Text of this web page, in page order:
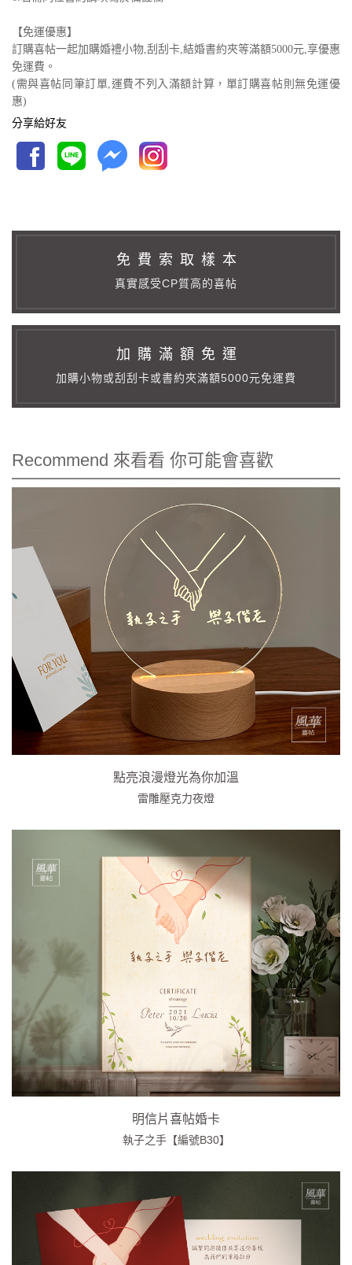
【免運優惠】
訂購喜帖一起加購婚禮小物,刮刮卡,結婚書約夾等滿額5000元,享優惠
免運費。
(需與喜帖同筆訂單,運費不列入滿額計算，單訂購喜帖則無免運優
惠)
分享給好友
免 費 索 取 樣 本
真實感受CP質高的喜帖
加 購 滿 額 免 運
加購小物或刮刮卡或書約夾滿額5000元免運費
Recommend 來看看 你可能會喜歡
點亮浪漫燈光為你加溫
雷雕壓克力夜燈
明信片喜帖婚卡
執子之手【編號B30】